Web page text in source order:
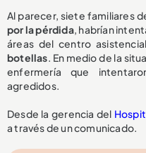
Al parecer, siete familiares
por la pérdida, habrían
áreas del centro
botellas. En medio de la
enfermería que
agredidos.
Desde la gerencia del
a través de un comunicado.